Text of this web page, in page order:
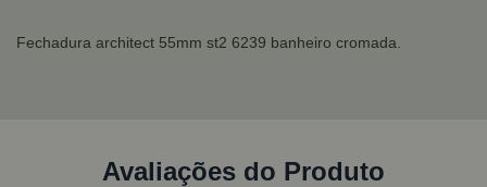
Fechadura architect 55mm st2 6239 banheiro cromada.
Avaliações do Produto